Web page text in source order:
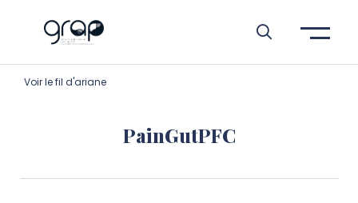
Aller à l’entête de page
Aller au menu principale
Aller au contenu principal
Aller à la recherche
Passer aux cookies
Aller au pied de page
Voir le fil d'ariane
PainGutPFC